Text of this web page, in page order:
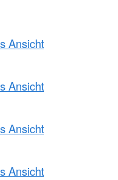
Ansicht
Ansicht
Ansicht
Ansicht